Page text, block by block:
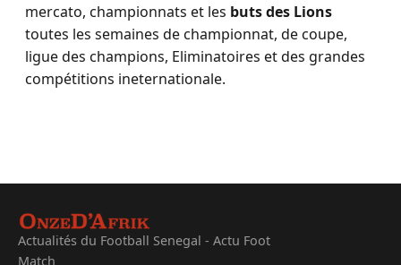
mercato, championnats et les buts des Lions
toutes les semaines de championnat, de coupe,
ligue des champions, Eliminatoires et des grandes
compétitions ineternationale.
Actualités du Football Senegal - Actu Foot
Match